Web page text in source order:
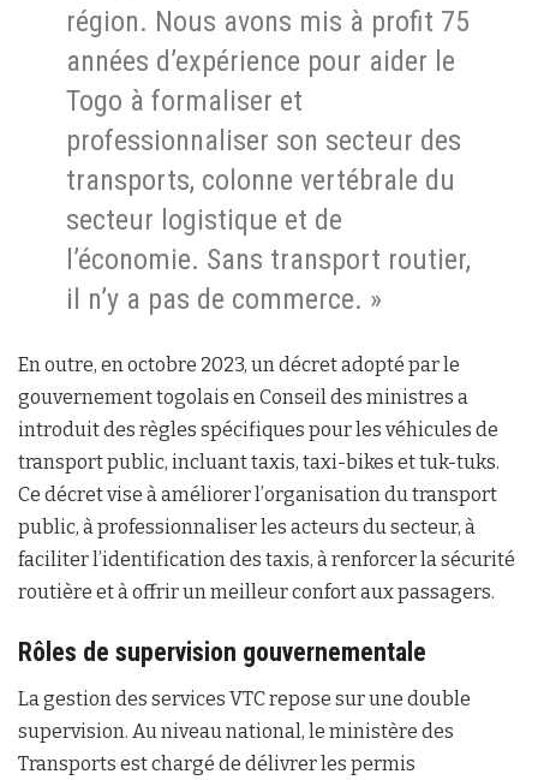
région. Nous avons mis à profit 75
années d’expérience pour aider le
Togo à formaliser et
professionnaliser son secteur des
transports, colonne vertébrale du
secteur logistique et de
l’économie. Sans transport routier,
il n’y a pas de commerce. »
En outre, en octobre 2023, un décret adopté par le
gouvernement togolais en Conseil des ministres a
introduit des règles spécifiques pour les véhicules de
transport public, incluant taxis, taxi-bikes et tuk-tuks.
Ce décret vise à améliorer l’organisation du transport
public, à professionnaliser les acteurs du secteur, à
faciliter l’identification des taxis, à renforcer la sécurité
routière et à offrir un meilleur confort aux passagers.
Rôles de supervision gouvernementale
La gestion des services VTC repose sur une double
supervision. Au niveau national, le ministère des
Transports est chargé de délivrer les permis